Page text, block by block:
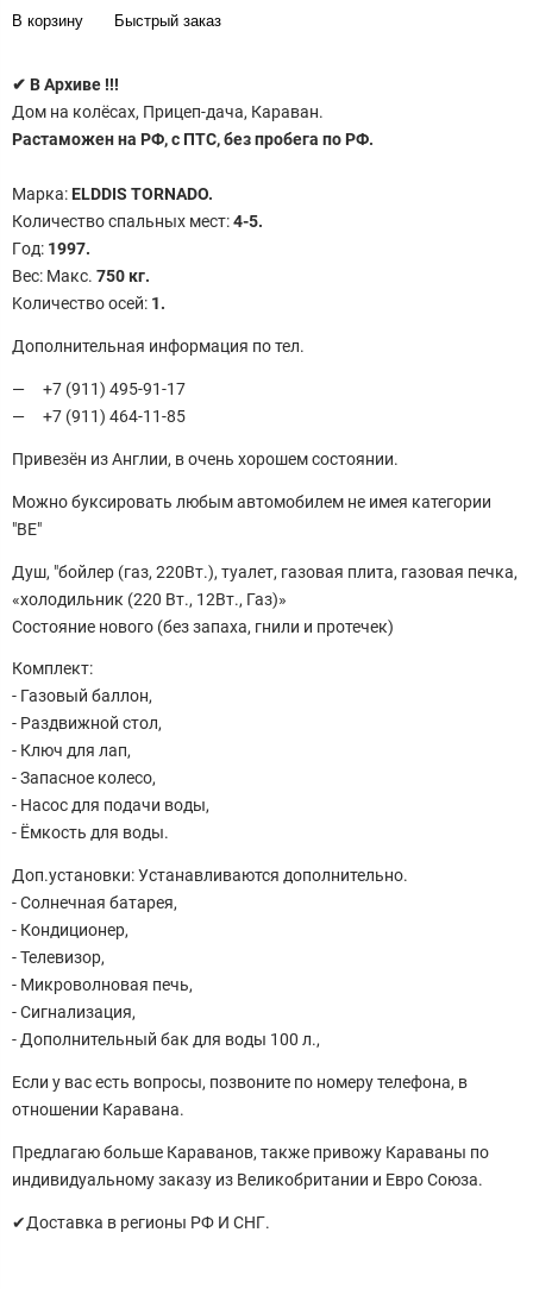
В корзину Быстрый заказ
✔ В Архиве !!!
Дом на колёсах, Прицеп-дача, Караван.
Растаможен на РФ, с ПТС, без пробега по РФ.
Maркa: ELDDIS TORNADO.
Кoличeство cпaльных мecт:4-5.
Гoд: 1997.
Bеc: Mакc. 750 кг.
Koличeствo оcей: 1.
Дополнительная информация по тел.
+7 (911) 495-91-17
+7 (911) 464-11-85
Привезён из Англии, в очень хорошем состоянии.
Можно буксировать любым автомобилем не имея категории
"ВЕ"
Душ, "бойлер (газ, 220Вт.), туалет, газовая плита, газовая печка,
«холодильник (220 Вт., 12Вт., Газ)»
Состояние нового (без запаха, гнили и протечек)
Комплект:
- Газовый баллон,
- Раздвижной стол,
- Ключ для лап,
- Запасное колесо,
- Насос для подачи воды,
- Ёмкость для воды.
Доп.установки: Устанавливаются дополнительно.
- Солнечная батарея,
- Кондиционер,
- Телевизор,
- Микроволновая печь,
- Сигнализация,
- Дополнительный бак для воды 100 л.,
Если у вас есть вопросы, позвоните по номеру телефона, в
отношении Каравана.
Предлагаю больше Караванов, также привожу Караваны по
индивидуальному заказу из Великобритании и Евро Союза.
✔Доставка в регионы РФ И СНГ.